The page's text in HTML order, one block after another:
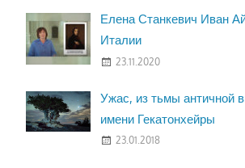
Елена Станкевич Иван
Италии
23.11.2020
Ужас, из тьмы античной
имени Гекатонхейры
23.01.2018